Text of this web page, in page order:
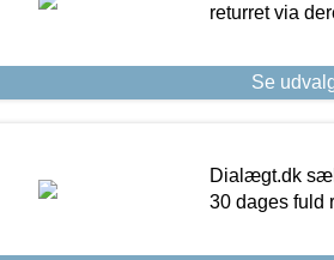
returret via
Se
Dialægt.dk
30 dages fuld